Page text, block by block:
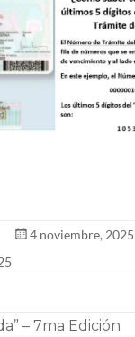
4 noviembre, 2025
– 7ma Edición